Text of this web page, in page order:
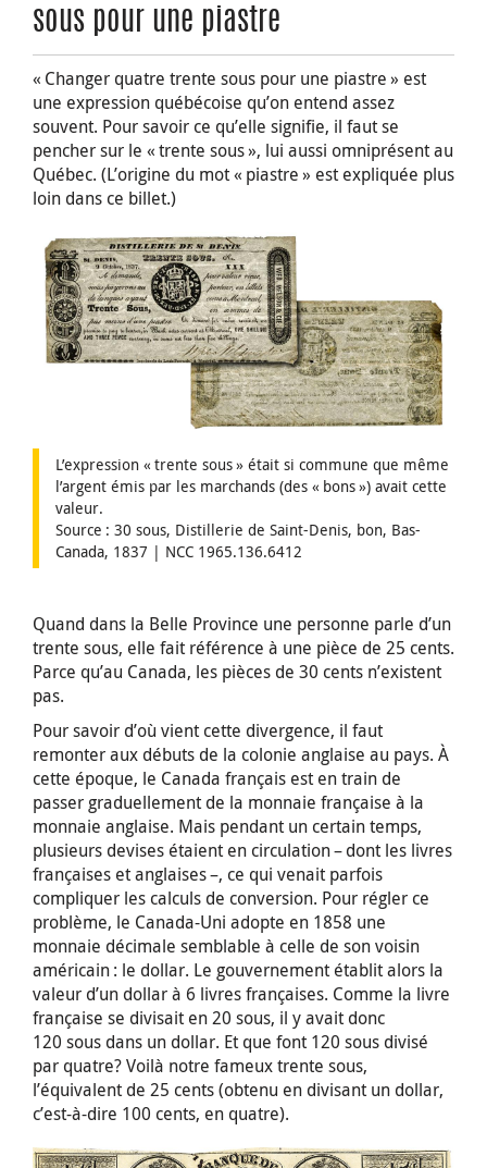
sous pour une piastre
« Changer quatre trente sous pour une piastre » est
une expression québécoise qu’on entend assez
souvent. Pour savoir ce qu’elle signifie, il faut se
pencher sur le « trente sous », lui aussi omniprésent au
Québec. (L’origine du mot « piastre » est expliquée plus
loin dans ce billet.)
L’expression « trente sous » était si commune que même
l’argent émis par les marchands (des « bons ») avait cette
valeur.
Source : 30 sous, Distillerie de Saint-Denis, bon, Bas-
Canada, 1837 | NCC 1965.136.6412
Quand dans la Belle Province une personne parle d’un
trente sous, elle fait référence à une pièce de 25 cents.
Parce qu’au Canada, les pièces de 30 cents n’existent
pas.
Pour savoir d’où vient cette divergence, il faut
remonter aux débuts de la colonie anglaise au pays. À
cette époque, le Canada français est en train de
passer graduellement de la monnaie française à la
monnaie anglaise. Mais pendant un certain temps,
plusieurs devises étaient en circulation – dont les livres
françaises et anglaises –, ce qui venait parfois
compliquer les calculs de conversion. Pour régler ce
problème, le Canada-Uni adopte en 1858 une
monnaie décimale semblable à celle de son voisin
américain : le dollar. Le gouvernement établit alors la
valeur d’un dollar à 6 livres françaises. Comme la livre
française se divisait en 20 sous, il y avait donc
120 sous dans un dollar. Et que font 120 sous divisé
par quatre? Voilà notre fameux trente sous,
l’équivalent de 25 cents (obtenu en divisant un dollar,
c’est-à-dire 100 cents, en quatre).